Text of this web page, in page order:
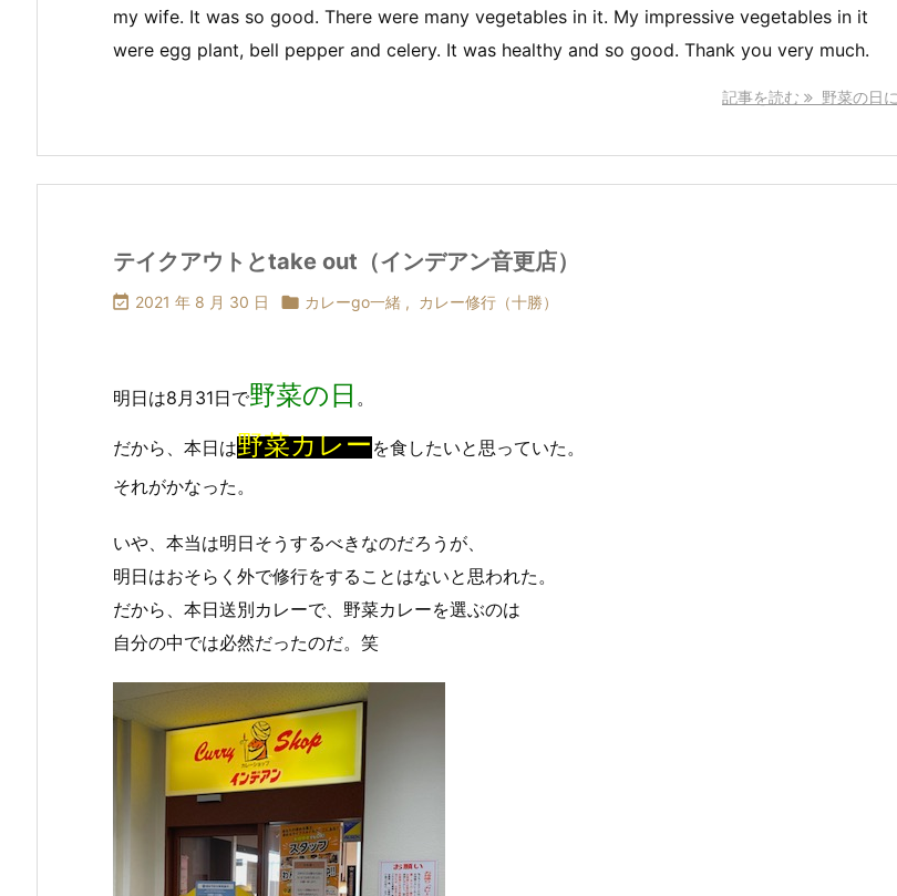
my wife. It was so good. There were many vegetables in it. My impressive vegetables in it
were egg plant, bell pepper and celery. It was healthy and so good. Thank you very much.
記事を読む 野菜の日に
テイクアウトとtake out（インデアン音更店）
 2021 年 8 月 30 日  カレーgo一緒 , カレー修行（十勝）
明日は8月31日で野菜の日 。
だから、本日は野菜カレーを食したいと思っていた。
それがかなった。
いや、本当は明日そうするべきなのだろうが、
明日はおそらく外で修行をすることはないと思われた。
だから、本日送別カレーで、野菜カレーを選ぶのは
自分の中では必然だったのだ。笑